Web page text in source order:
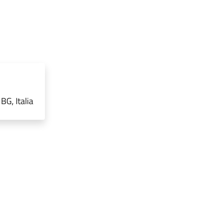
Italia